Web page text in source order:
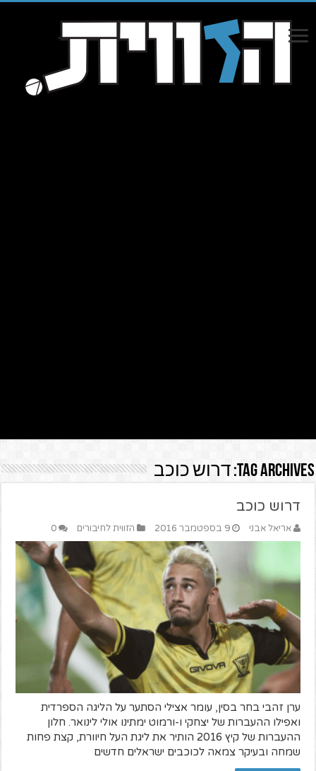
Tag Archives: דרוש כוכב
דרוש כוכב
אריאל אבני 9 בספטמבר 2016 הזווית לחיבורים 0
ערן זהבי בחר בסין, עומר אצילי הסתער על הליגה הספרדית
ואפילו ההעברות של יצחקי ו-ורמוט ימתינו אולי לינואר. חלון
ההעברות של קיץ 2016 הותיר את ליגת העל חיוורת, קצת פחות
שמחה ובעיקר צמאה לכוכבים ישראלים חדשים